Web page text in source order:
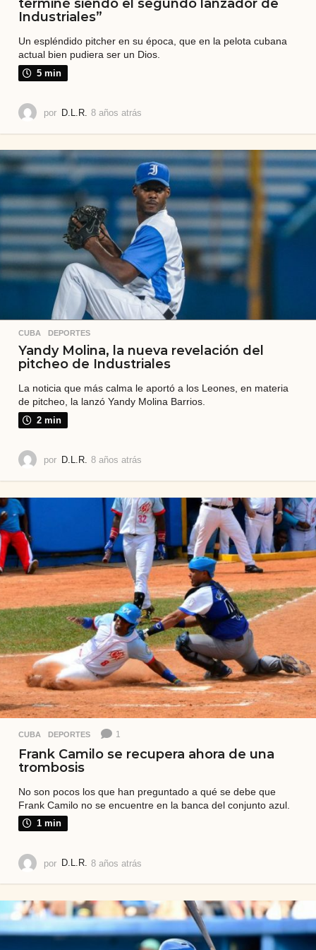
terminé siendo el segundo lanzador de
Industriales”
Un espléndido pitcher en su época, que en la pelota cubana
actual bien pudiera ser un Dios.
5 min
por D.L.R. 8 años atrás
o
s
a
t
r
á
s
CUBA ,DEPORTES
Yandy Molina, la nueva revelación del
pitcheo de Industriales
La noticia que más calma le aportó a los Leones, en materia
de pitcheo, la lanzó Yandy Molina Barrios.
2 min
por D.L.R. 8 años atrás
o
s
a
t
r
á
s
CUBA ,DEPORTES 1
Frank Camilo se recupera ahora de una
trombosis
No son pocos los que han preguntado a qué se debe que
Frank Camilo no se encuentre en la banca del conjunto azul.
1 min
por D.L.R. 8 años atrás
o
s
a
t